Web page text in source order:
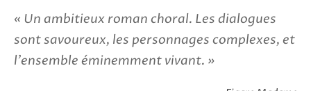
Un ambitieux roman choral. Les dialogues
sont savoureux, les personnages complexes, et
l'ensemble éminemment vivant.